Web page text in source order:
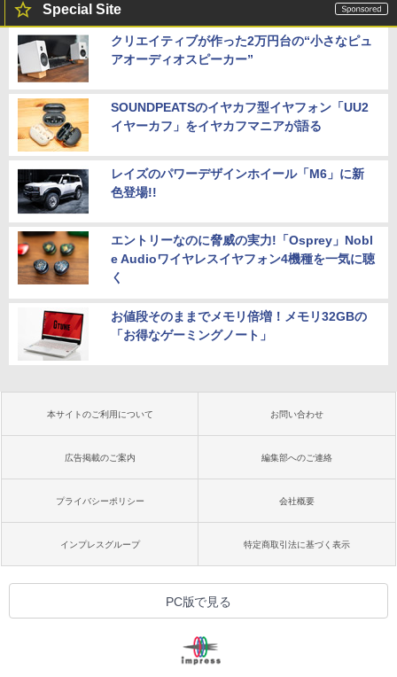
Special Site
クリエイティブが作った2万円台の“小さなピュ
アオーディオスピーカー”
SOUNDPEATSのイヤカフ型イヤフォン「UU2
イヤーカフ」をイヤカフマニアが語る
レイズのパワーデザインホイール「M6」に新
色登場!!
エントリーなのに脅威の実力!「Osprey」Nobl
e Audioワイヤレスイヤフォン4機種を一気に聴
く
お値段そのままでメモリ倍増！メモリ32GBの
「お得なゲーミングノート」
本サイトのご利用について お問い合わせ
広告掲載のご案内 編集部へのご連絡
プライバシーポリシー 会社概要
インプレスグループ 特定商取引法に基づく表示
PC版で見る